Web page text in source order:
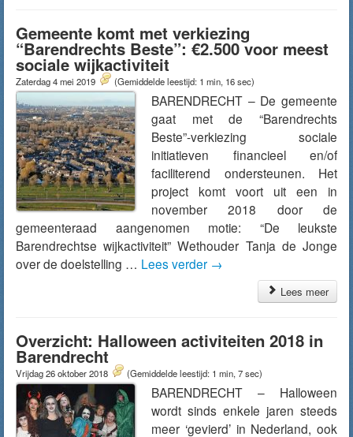
Gemeente komt met verkiezing
“Barendrechts Beste”: €2.500 voor meest
sociale wijkactiviteit
Zaterdag 4 mei 2019 (Gemiddelde leestijd: 1 min, 16 sec)
BARENDRECHT – De gemeente
gaat met de “Barendrechts
Beste”-verkiezing sociale
initiatieven financieel en/of
faciliterend ondersteunen. Het
project komt voort uit een in
november 2018 door de
gemeenteraad aangenomen motie: “De leukste
Barendrechtse wijkactiviteit” Wethouder Tanja de Jonge
over de doelstelling … Lees verder →
Lees meer
Overzicht: Halloween activiteiten 2018 in
Barendrecht
Vrijdag 26 oktober 2018 (Gemiddelde leestijd: 1 min, 7 sec)
BARENDRECHT – Halloween
wordt sinds enkele jaren steeds
meer ‘gevierd’ in Nederland, ook